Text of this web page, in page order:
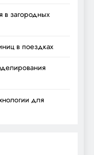
в загородных
в поездках
для